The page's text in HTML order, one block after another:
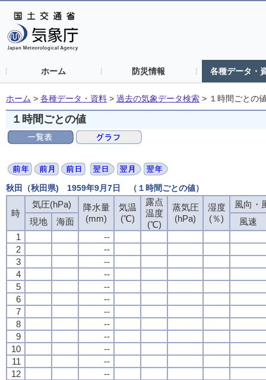
ホーム 防災情報 各種データ・
ホーム > 各種データ・資料 > 過去の気象データ検索 > １時間ごとの
１時間ごとの値
秋田（秋田県) 1959年9月7日 （１時間ごとの値）
時
気圧(hPa)
降水量
(mm)
気温
(℃)
露点
温度
(℃)
蒸気圧
(hPa)
湿度
(％)
風向・
現地
海面
風速
1
--
2
--
3
--
4
--
5
--
6
--
7
--
8
--
9
--
10
--
11
--
12
--
時
気圧(hPa)
降水量
(mm)
気温
(℃)
露点
温度
(℃)
蒸気圧
(hPa)
湿度
(％)
風向・
現地
海面
風速
1
--
2
--
3
--
4
--
5
--
6
--
7
--
8
--
9
--
10
--
11
--
12
--
時
気圧(hPa)
降水量
(mm)
気温
(℃)
露点
温度
(℃)
蒸気圧
(hPa)
湿度
(％)
風向・
現地
海面
風速
1
--
2
--
3
--
4
--
5
--
6
--
7
--
8
--
9
--
10
--
11
--
12
--
時
気圧(hPa)
降水量
(mm)
気温
(℃)
露点
温度
(℃)
蒸気圧
(hPa)
湿度
(％)
風向・
現地
海面
風速
1
--
2
--
3
--
4
--
5
--
6
--
7
--
8
--
9
--
10
--
11
--
12
--